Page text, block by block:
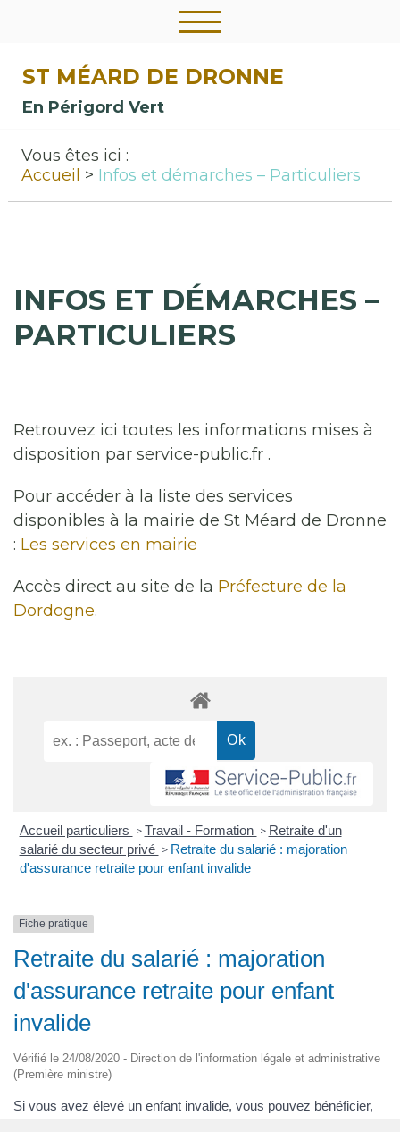
ST MÉARD DE DRONNE
En Périgord Vert
Vous êtes ici :
Accueil
Infos et démarches – Particuliers
INFOS ET DÉMARCHES –
PARTICULIERS
Retrouvez ici toutes les informations mises à
disposition par service-public.fr .
Pour accéder à la liste des services
disponibles à la mairie de St Méard de Dronne
: Les services en mairie
Accès direct au site de la Préfecture de la
Dordogne.
Accueil particuliers > Travail - Formation > Retraite d'un
salarié du secteur privé > Retraite du salarié : majoration
d'assurance retraite pour enfant invalide
Fiche pratique
Retraite du salarié : majoration
d'assurance retraite pour enfant
invalide
Vérifié le 24/08/2020 - Direction de l'information légale et administrative
(Première ministre)
Si vous avez élevé un enfant invalide, vous pouvez bénéficier,